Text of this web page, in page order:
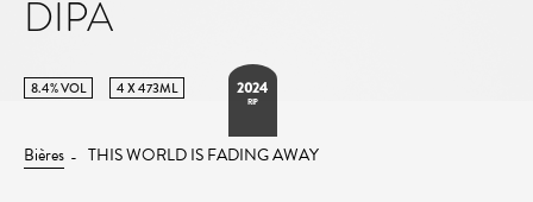
DIPA
8.4% VOL 4 X 473ML 2024
RIP
Bières THIS WORLD IS FADING AWAY